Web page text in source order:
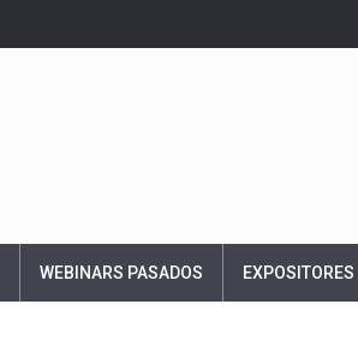
WEBINARS PASADOS EXPOSITORES